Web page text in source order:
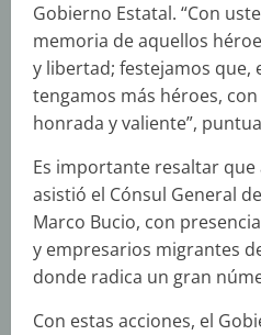
Gobierno Estatal. “Con
memoria de aquellos
y libertad; festejamos que,
tengamos más héroes,
honrada y valiente”,
Es importante resaltar
asistió el Cónsul General
Marco Bucio, con
y empresarios migrantes
donde radica un gran
Con estas acciones, el